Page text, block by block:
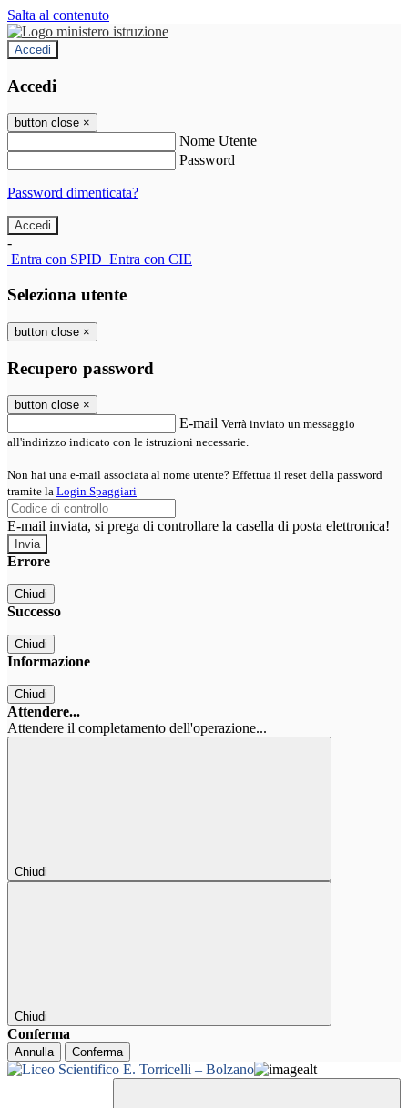
Salta al contenuto
Accedi
Accedi
button close ×
Nome Utente
Password
Password dimenticata?
-
Entra con SPID Entra con CIE
Seleziona utente
button close ×
Recupero password
button close ×
E-mail Verrà inviato un messaggio
all'indirizzo indicato con le istruzioni necessarie.
Non hai una e-mail associata al nome utente? Effettua il reset della password
tramite la Login Spaggiari
E-mail inviata, si prega di controllare la casella di posta elettronica!
Errore
Chiudi
Successo
Chiudi
Informazione
Chiudi
Attendere...
Attendere il completamento dell'operazione...
Chiudi
Chiudi
Conferma
Annulla Conferma